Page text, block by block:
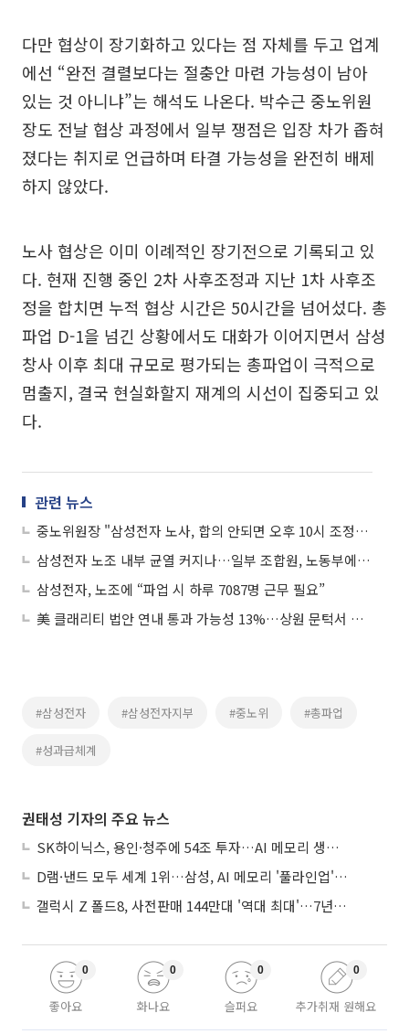
다만 협상이 장기화하고 있다는 점 자체를 두고 업계
에선 “완전 결렬보다는 절충안 마련 가능성이 남아
있는 것 아니냐”는 해석도 나온다. 박수근 중노위원
장도 전날 협상 과정에서 일부 쟁점은 입장 차가 좁혀
졌다는 취지로 언급하며 타결 가능성을 완전히 배제
하지 않았다.
노사 협상은 이미 이례적인 장기전으로 기록되고 있
다. 현재 진행 중인 2차 사후조정과 지난 1차 사후조
정을 합치면 누적 협상 시간은 50시간을 넘어섰다. 총
파업 D-1을 넘긴 상황에서도 대화가 이어지면서 삼성
창사 이후 최대 규모로 평가되는 총파업이 극적으로
멈출지, 결국 현실화할지 재계의 시선이 집중되고 있
다.
관련 뉴스
중노위원장 "삼성전자 노사, 합의 안되면 오후 10시 조정안 제시"
삼성전자 노조 내부 균열 커지나…일부 조합원, 노동부에 “절차 위반” 진정
삼성전자, 노조에 “파업 시 하루 7087명 근무 필요”
美 클래리티 법안 연내 통과 가능성 13%…상원 문턱서 제동
#삼성전자 #삼성전자지부 #중노위 #총파업
#성과급체계
권태성 기자의 주요 뉴스
SK하이닉스, 용인·청주에 54조 투자…AI 메모리 생산기지 키운다
D램·낸드 모두 세계 1위…삼성, AI 메모리 '풀라인업'으로 승부
갤럭시 Z 폴드8, 사전판매 144만대 '역대 최대'…7년만에 갤노트10 기록 넘어
좋아요
0
화나요
0
슬퍼요
0
추가취재 원해요
0